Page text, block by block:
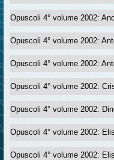
Opuscoli 4° volume 2002:
Opuscoli 4° volume 2002:
Opuscoli 4° volume 2002:
Opuscoli 4° volume 2002:
Opuscoli 4° volume 2002:
Opuscoli 4° volume 2002:
Opuscoli 4° volume 2002: